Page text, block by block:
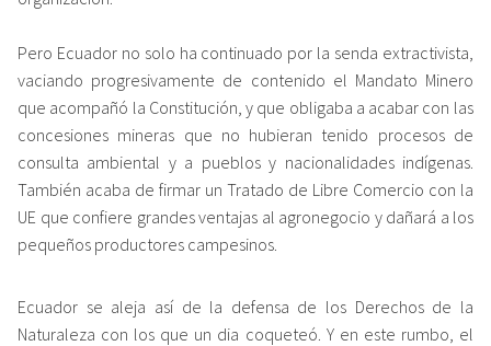
Pero Ecuador no solo ha continuado por la senda extractivista,
vaciando progresivamente de contenido el Mandato Minero
que acompañó la Constitución, y que obligaba a acabar con las
concesiones mineras que no hubieran tenido procesos de
consulta ambiental y a pueblos y nacionalidades indígenas.
También acaba de firmar un Tratado de Libre Comercio con la
UE que confiere grandes ventajas al agronegocio y dañará a los
pequeños productores campesinos.
Ecuador se aleja así de la defensa de los Derechos de la
Naturaleza con los que un dia coqueteó. Y en este rumbo, el